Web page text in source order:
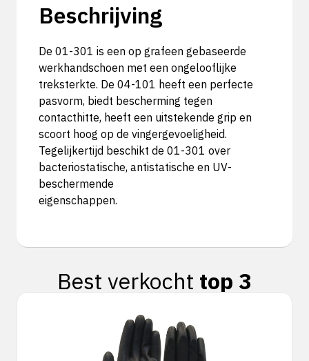
Beschrijving
De 01-301 is een op grafeen gebaseerde
werkhandschoen met een ongelooflijke
treksterkte. De 04-101 heeft een perfecte
pasvorm, biedt bescherming tegen
contacthitte, heeft een uitstekende grip en
scoort hoog op de vingergevoeligheid.
Tegelijkertijd beschikt de 01-301 over
bacteriostatische, antistatische en UV-
beschermende
eigenschappen.
Best verkocht top 3